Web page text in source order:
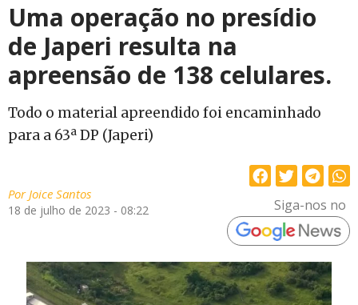
Uma operação no presídio
de Japeri resulta na
apreensão de 138 celulares.
Todo o material apreendido foi encaminhado
para a 63ª DP (Japeri)
PorJoice Santos
18 de julho de 2023 - 08:22 Siga-nos no